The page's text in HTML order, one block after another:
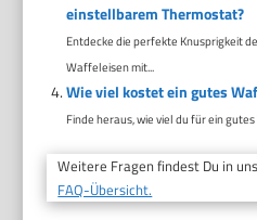
einstellbarem Thermostat?
Entdecke die perfekte Knusprigkeit
Waffeleisen mit...
Wie viel kostet ein gutes
Finde heraus, wie viel du für ein
Weitere Fragen findest Du in
FAQ-Übersicht.